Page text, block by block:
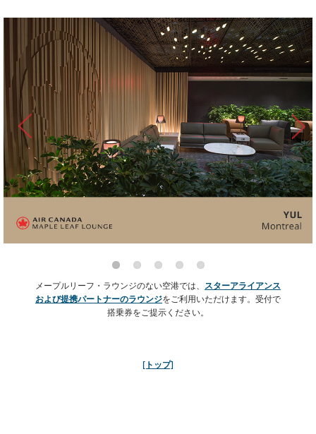
特典航空券をお持ちで、トロント・ピアソン国際空港またはバンクーバー国際空港を出
ド行きのエア・カナダ運航便をご利用のお客様。↩
メープルリーフ・ラウンジのない空港では、 スターアライアンス
および提携パートナーのラウンジをご利用いただけます。受付で
搭乗券をご提示ください。
[トップ]